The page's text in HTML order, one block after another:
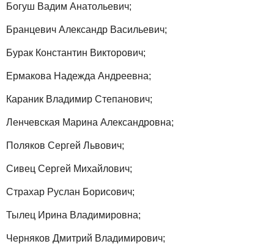
Богуш Вадим Анатольевич;
Бранцевич Александр Васильевич;
Бурак Константин Викторович;
Ермакова Надежда Андреевна;
Караник Владимир Степанович;
Ленчевская Марина Александровна;
Поляков Сергей Львович;
Сивец Сергей Михайлович;
Страхар Руслан Борисович;
Тылец Ирина Владимировна;
Черняков Дмитрий Владимирович;